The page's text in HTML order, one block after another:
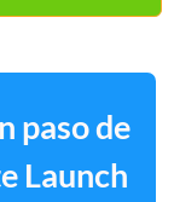
paso de
Launch